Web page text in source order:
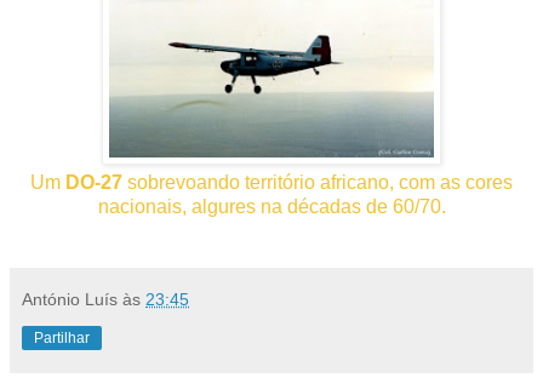
Um DO-27 sobrevoando território africano, com as cores
nacionais, algures na décadas de 60/70.
António Luís às 23:45
Partilhar